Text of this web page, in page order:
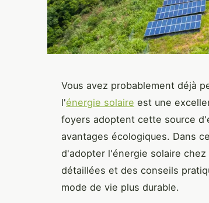
Vous avez probablement déjà
l'énergie solaire est une
foyers adoptent cette source
avantages écologiques. Dans
d'adopter l'énergie solaire
détaillées et des conseils
mode de vie plus durable.